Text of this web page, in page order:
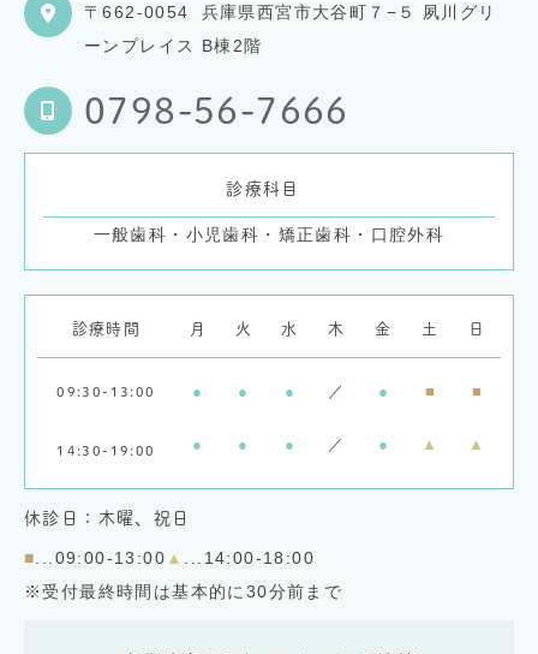
〒662-0054
兵庫県西宮市大谷町７−５ 夙川グリ
ーンプレイス B棟2階
0798-56-7666
診療科目
一般歯科・小児歯科・矯正歯科・口腔外科
診療時間 月 火 水 木 金 土 日
09:30-13:00 ● ● ● ／ ● ■ ■
14:30-19:00 ● ● ● ／ ● ▲ ▲
休診日：木曜、祝日
■ ...09:00-13:00 ▲
...14:00-18:00
※受付最終時間は基本的に30分前まで